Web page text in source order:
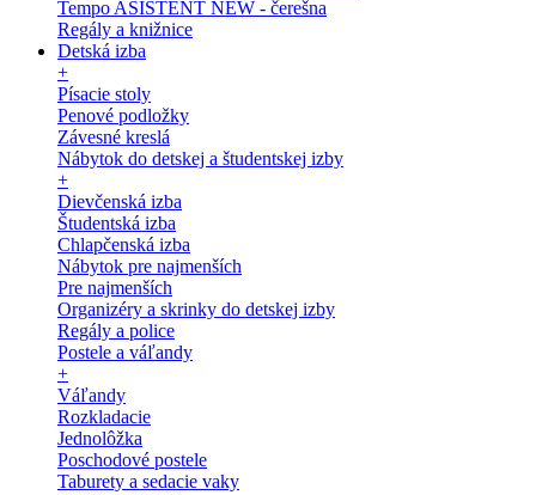
Tempo ASISTENT NEW - čerešna
Regály a knižnice
Detská izba
+
Písacie stoly
Penové podložky
Závesné kreslá
Nábytok do detskej a študentskej izby
+
Dievčenská izba
Študentská izba
Chlapčenská izba
Nábytok pre najmenších
Pre najmenších
Organizéry a skrinky do detskej izby
Regály a police
Postele a váľandy
+
Váľandy
Rozkladacie
Jednolôžka
Poschodové postele
Taburety a sedacie vaky